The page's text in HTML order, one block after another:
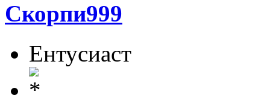
Скорпи999
Ентусиаст